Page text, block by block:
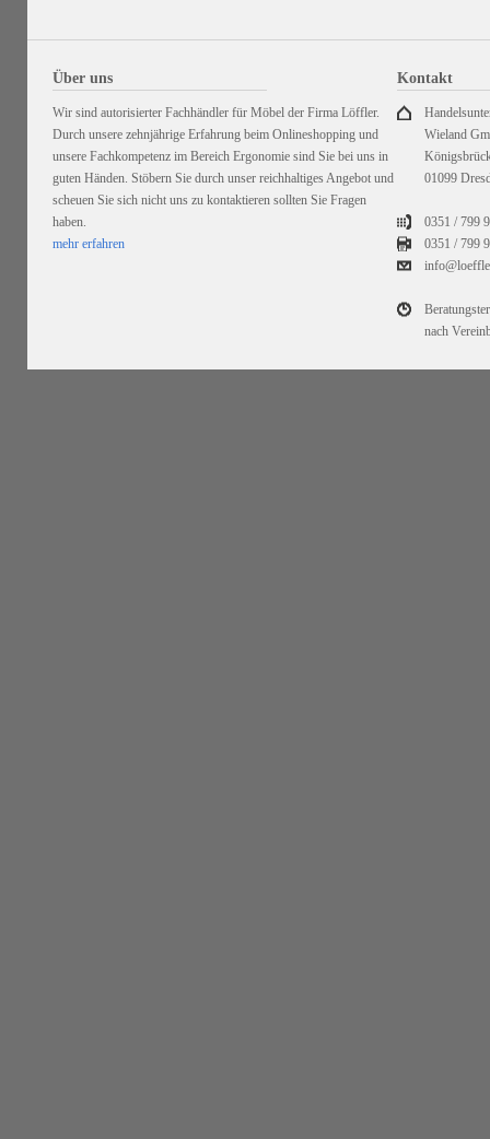
Über uns
Wir sind autorisierter Fachhändler für Möbel der Firma Löffler.
Durch unsere zehnjährige Erfahrung beim Onlineshopping und
unsere Fachkompetenz im Bereich Ergonomie sind Sie bei uns in
guten Händen. Stöbern Sie durch unser reichhaltiges Angebot und
scheuen Sie sich nicht uns zu kontaktieren sollten Sie Fragen
haben.
mehr erfahren
Kontakt
Wieland
01099
0351 / 799
0351 /799
nach